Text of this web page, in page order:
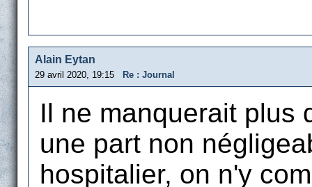
Alain Eytan
29 avril 2020, 19:15 Re : Journal
Il ne manquerait plus
une part non
hospitalier, on n'y